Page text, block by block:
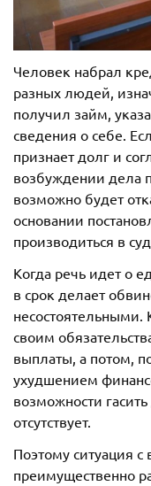
Человек набрал
разных людей,
получил займ,
сведения о себе.
признает долг и
возбуждении дела
возможно будет
основании
производиться в
Когда речь идет о
в срок делает
несостоятельными.
своим
выплаты, а потом,
ухудшением
возможности
отсутствует.
Поэтому ситуация с
преимущественно